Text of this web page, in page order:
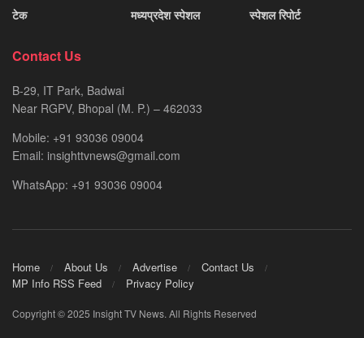
टेक
मध्यप्रदेश स्पेशल
स्पेशल रिपोर्ट
Contact Us
B-29, IT Park, Badwai
Near RGPV, Bhopal (M. P.) – 462033
Mobile: +91 93036 09004
Email: insighttvnews@gmail.com
WhatsApp: +91 93036 09004
Home About Us Advertise
Contact Us
MP Info RSS Feed
Privacy Policy
Copyright © 2025 Insight TV News. All Rights Reserved